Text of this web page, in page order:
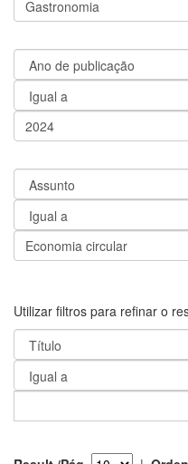
Utilizar filtros para refinar o